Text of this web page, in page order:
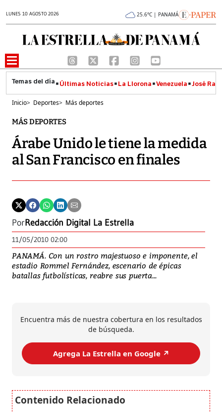
LUNES 10 AGOSTO 2026 25.6°C | PANAMÁ
Últimas Noticias La Llorona Venezuela José
Inicio> Deportes> Más deportes
MÁS DEPORTES
Árabe Unido le tiene la medida
al San Francisco en finales
PorRedacción Digital La Estrella
11/05/2010 02:00
PANAMÁ. Con un rostro majestuoso e imponente, el
estadio Rommel Fernández, escenario de épicas
batallas futbolísticas, reabre sus puerta...
Encuentra más de nuestra cobertura en los resultados
de búsqueda.
Agrega La Estrella en Google ↗️